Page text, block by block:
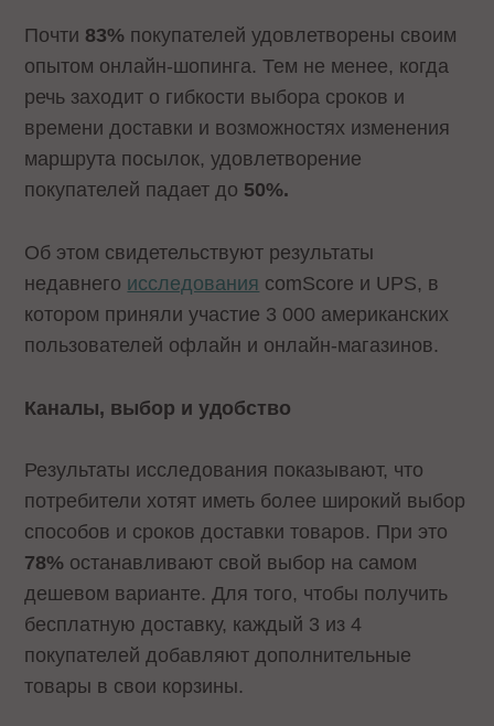
Почти 83% покупателей удовлетворены своим
опытом онлайн-шопинга. Тем не менее, когда
речь заходит о гибкости выбора сроков и
времени доставки и возможностях изменения
маршрута посылок, удовлетворение
покупателей падает до 50%.
Об этом свидетельствуют результаты
недавнего исследования comScore и UPS, в
котором приняли участие 3 000 американских
пользователей офлайн и онлайн-магазинов.
Каналы, выбор и удобство
Результаты исследования показывают, что
потребители хотят иметь более широкий выбор
способов и сроков доставки товаров. При это
78% останавливают свой выбор на самом
дешевом варианте. Для того, чтобы получить
бесплатную доставку, каждый 3 из 4
покупателей добавляют дополнительные
товары в свои корзины.